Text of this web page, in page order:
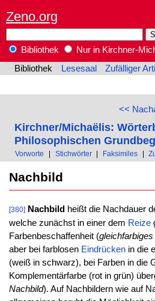
Zeno.org
Bibliothek
Nur in Kirchner-
Bibliothek
Lesesaal Zufälliger
<<
Kirchner/Michaëlis:
Philosophischen
Vorworte | Stichwörter | Faksimiles |
Nachbild
[380] Nachbild heißt die Nachdauer
welche zunächst in einer dem Reize
Farbenbeschaffenheit (
aber bei farblosen Eindrückenin die
(weiß in schwarz), bei Farben in die
Komplementärfarbe (rot in grün)
Nachbild). Auf Nachbildern wie auf